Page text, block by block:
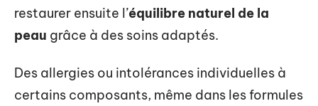
restaurer ensuite l’équilibre naturel de la
peau grâce à des soins adaptés.
Des allergies ou intolérances individuelles à
certains composants, même dans les formules